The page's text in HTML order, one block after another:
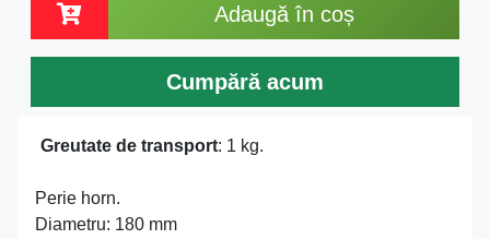
Adaugă în coș
Cumpără acum
Greutate de transport: 1 kg.
Perie horn.
Diametru: 180 mm